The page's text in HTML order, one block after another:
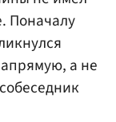
Поначалу
а не